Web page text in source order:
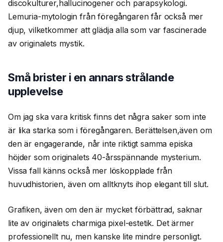
discokulturer,hallucinogener och parapsykologi.
Lemuria-mytologin från föregångaren får också mer
djup, vilketkommer att glädja alla som var fascinerade
av originalets mystik.
Små brister i en annars strålande
upplevelse
Om jag ska vara kritisk finns det några saker som inte
är lika starka som i föregångaren. Berättelsen,även om
den är engagerande, når inte riktigt samma episka
höjder som originalets 40-årsspännande mysterium.
Vissa fall känns också mer löskopplade från
huvudhistorien, även om alltknyts ihop elegant till slut.
Grafiken, även om den är mycket förbättrad, saknar
lite av originalets charmiga pixel-estetik. Det ärmer
professionellt nu, men kanske lite mindre personligt.